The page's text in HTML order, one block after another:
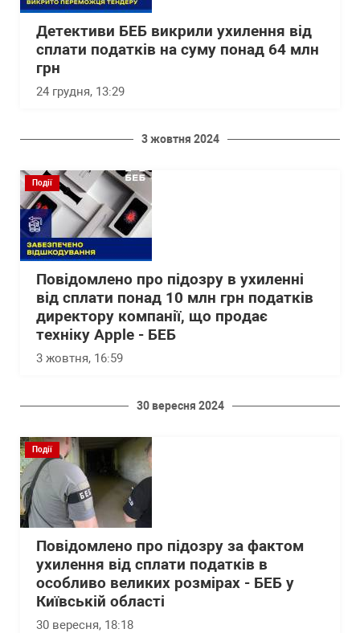
Детективи БЕБ викрили ухилення від
сплати податків на суму понад 64 млн
грн
24 грудня, 13:29
3 жовтня 2024
Події
Повідомлено про підозру в ухиленні
від сплати понад 10 млн грн податків
директору компанії, що продає
техніку Apple - БЕБ
3 жовтня, 16:59
30 вересня 2024
Події
Повідомлено про підозру за фактом
ухилення від сплати податків в
особливо великих розмірах - БЕБ у
Київській області
30 вересня, 18:18